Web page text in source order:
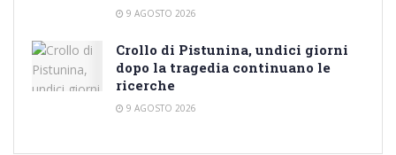
9 AGOSTO 2026
Crollo di Pistunina, undici giorni
dopo la tragedia continuano le
ricerche
9 AGOSTO 2026